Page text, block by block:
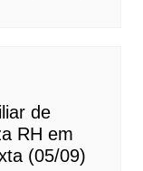
de
RH em
(05/09)